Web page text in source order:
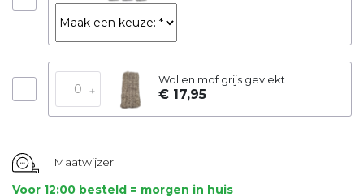
- +
Wollen mof grijs gevlekt
€ 17,95
Maatwijzer
Voor 12:00 besteld = morgen in huis